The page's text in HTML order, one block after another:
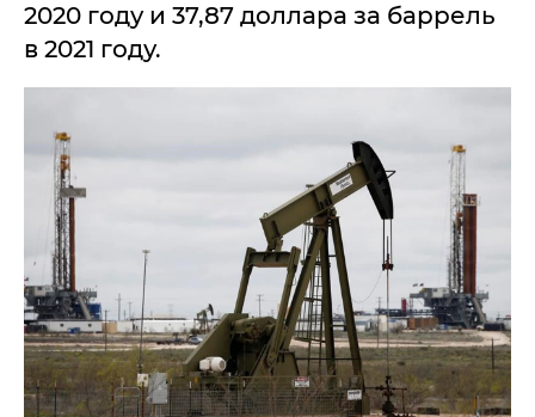
2020 году и 37,87 доллара за баррель
в 2021 году.